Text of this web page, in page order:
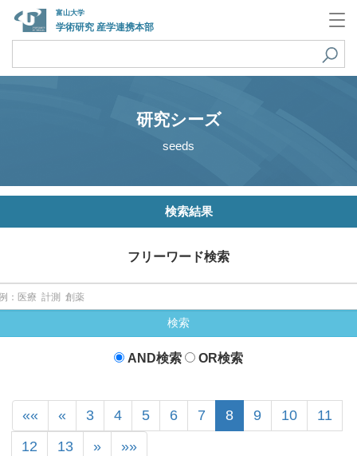
富山大学
学術研究 産学連携本部
研究シーズ
seeds
検索結果
フリーワード検索
検索
AND検索 OR検索
«« « 3 4 5 6 7 8 9 10
11
12
13 » »»